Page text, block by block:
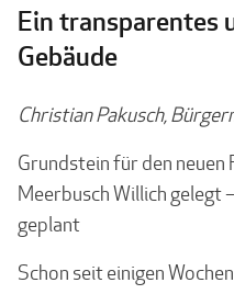
Ein transparentes
Gebäude
Christian Pakusch,
Grundstein für den
Meerbusch Willich gelegt
geplant
Schon seit einigen